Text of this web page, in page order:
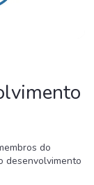
do
desenvolvimento